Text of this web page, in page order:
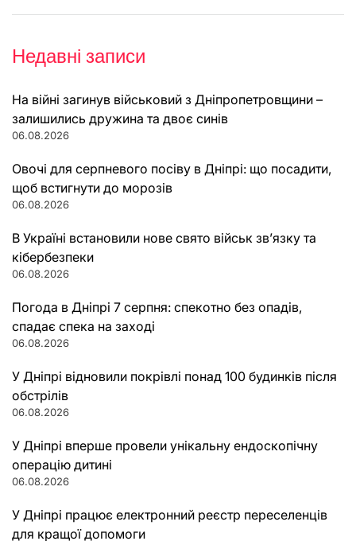
Недавні записи
На війні загинув військовий з Дніпропетровщини –
залишились дружина та двоє синів
06.08.2026
Овочі для серпневого посіву в Дніпрі: що посадити,
щоб встигнути до морозів
06.08.2026
В Україні встановили нове свято військ зв’язку та
кібербезпеки
06.08.2026
Погода в Дніпрі 7 серпня: спекотно без опадів,
спадає спека на заході
06.08.2026
У Дніпрі відновили покрівлі понад 100 будинків після
обстрілів
06.08.2026
У Дніпрі вперше провели унікальну ендоскопічну
операцію дитині
06.08.2026
У Дніпрі працює електронний реєстр переселенців
для кращої допомоги